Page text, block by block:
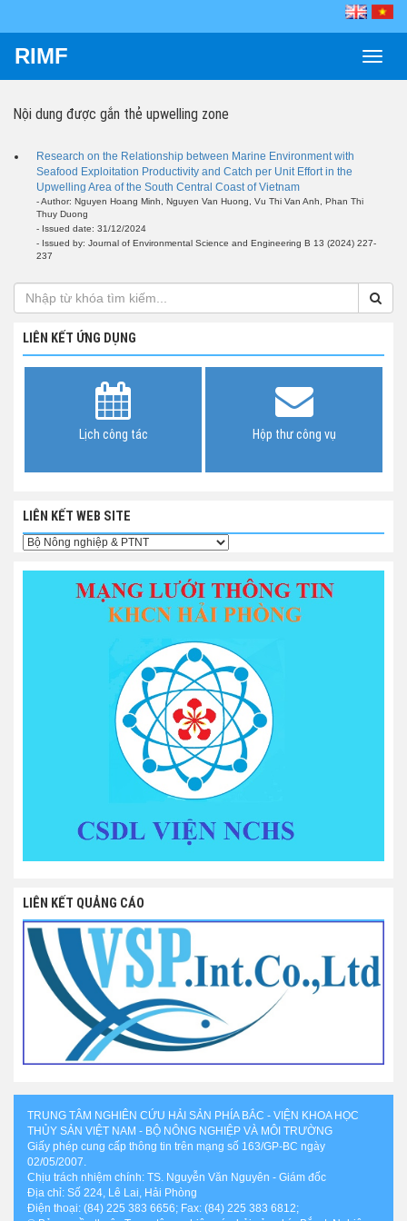
Toggle
RIMF
Nội dung được gắn thẻ upwelling zone
Research on the Relationship between Marine Environment with
Seafood Exploitation Productivity and Catch per Unit Effort in the
Upwelling Area of the South Central Coast of Vietnam
- Author: Nguyen Hoang Minh, Nguyen Van Huong, Vu Thi Van Anh, Phan Thi
Thuy Duong
- Issued date: 31/12/2024
- Issued by: Journal of Environmental Science and Engineering B 13 (2024) 227-
237
LIÊN KẾT ỨNG DỤNG
Lịch công tác Hộp thư công vụ
LIÊN KẾT WEB SITE
LIÊN KẾT QUẢNG CÁO
TRUNG TÂM NGHIÊN CỨU HẢI SẢN PHÍA BẮC - VIỆN KHOA HỌC
THỦY SẢN VIỆT NAM - BỘ NÔNG NGHIỆP VÀ MÔI TRƯỜNG
Giấy phép cung cấp thông tin trên mạng số 163/GP-BC ngày
02/05/2007.
Chịu trách nhiệm chính: TS. Nguyễn Văn Nguyên - Giám đốc
Địa chỉ: Số 224, Lê Lai, Hải Phòng
Điện thoại: (84) 225 383 6656; Fax: (84) 225 383 6812;